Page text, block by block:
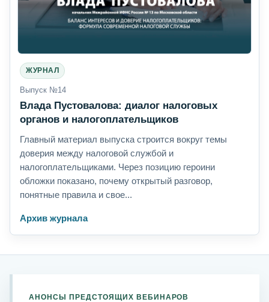
ЖУРНАЛ
Выпуск №14
Влада Пустовалова: диалог налоговых
органов и налогоплательщиков
Главный материал выпуска строится вокруг темы
доверия между налоговой службой и
налогоплательщиками. Через позицию героини
обложки показано, почему открытый разговор,
понятные правила и свое...
Архив журнала
АНОНСЫ ПРЕДСТОЯЩИХ ВЕБИНАРОВ